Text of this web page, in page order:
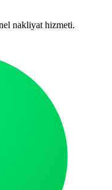
nakliyat hizmeti.